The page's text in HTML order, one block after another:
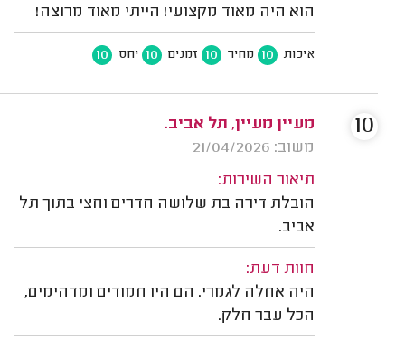
הוא היה מאוד מקצועי! הייתי מאוד מרוצה!
איכות 10 מחיר 10 זמנים 10 יחס 10
מעיין מעיין, תל אביב.
משוב: 21/04/2026
תיאור השירות:
הובלת דירה בת שלושה חדרים וחצי בתוך תל
אביב.
חוות דעת:
היה אחלה לגמרי. הם היו חמודים ומדהימים,
הכל עבר חלק.
10